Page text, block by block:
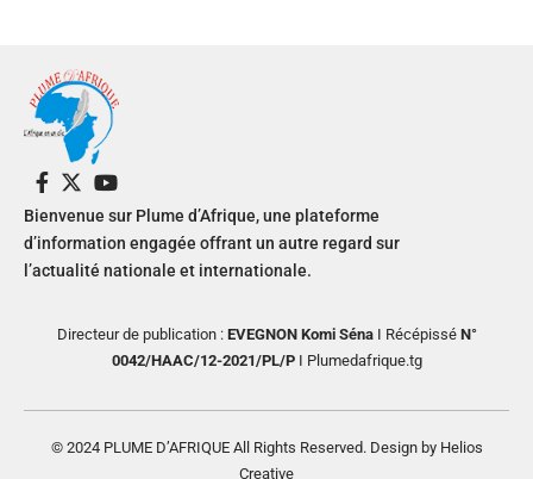
Bienvenue sur Plume d’Afrique, une plateforme
d’information engagée offrant un autre regard sur
l’actualité nationale et internationale.
Directeur de publication : EVEGNON Komi SénaI RécépisséN°
0042/HAAC/12-2021/PL/PI Plumedafrique.tg
© 2024 PLUME D’AFRIQUE All Rights Reserved. Design by Helios
Creative